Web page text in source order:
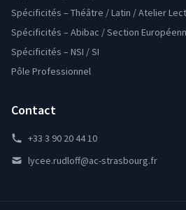
Spécificités – Théâtre / Latin / Atelier
Spécificités – Abibac / Section
Spécificités – NSI / SI
Pôle Professionnel
Contact
+33 3 90 20 44 10
lycee.rudloff@ac-strasbourg.fr